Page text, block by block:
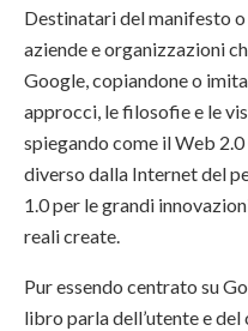
Destinatari del manifesto
aziende e organizzazioni
Google, copiandone o
approcci, le filosofie e le
spiegando come il Web
diverso dalla Internet del
1.0 per le grandi
reali create.
Pur essendo centrato su
libro parla dell’utente e